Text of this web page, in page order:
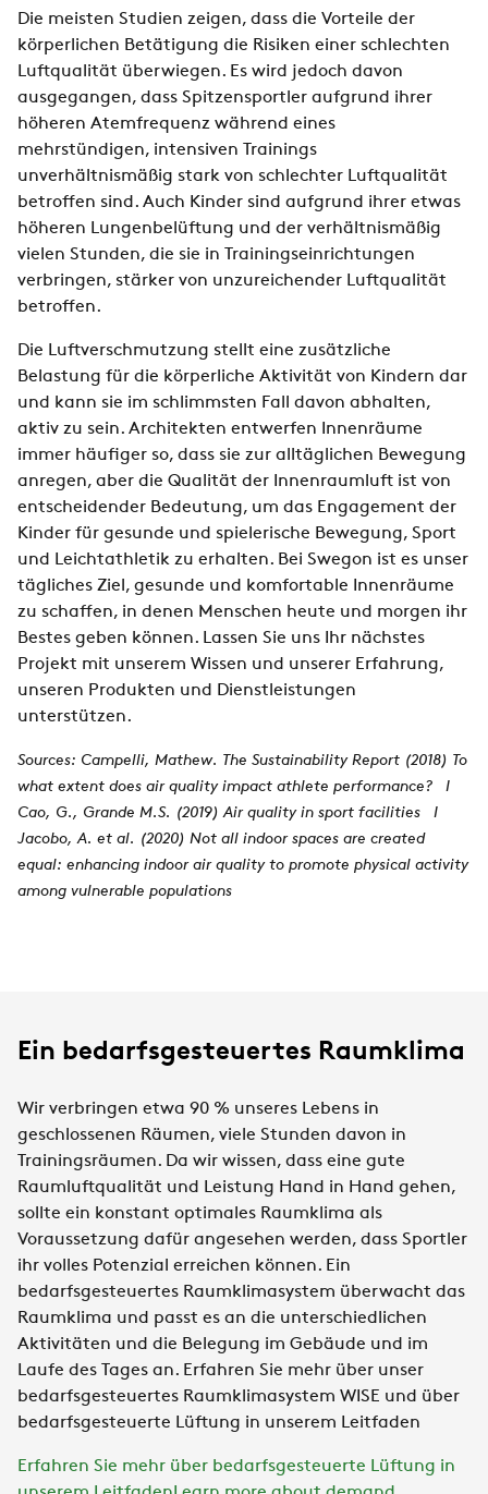
Die meisten Studien zeigen, dass die Vorteile der
körperlichen Betätigung die Risiken einer schlechten
Luftqualität überwiegen. Es wird jedoch davon
ausgegangen, dass Spitzensportler aufgrund ihrer
höheren Atemfrequenz während eines
mehrstündigen, intensiven Trainings
unverhältnismäßig stark von schlechter Luftqualität
betroffen sind. Auch Kinder sind aufgrund ihrer etwas
höheren Lungenbelüftung und der verhältnismäßig
vielen Stunden, die sie in Trainingseinrichtungen
verbringen, stärker von unzureichender Luftqualität
betroffen.
Die Luftverschmutzung stellt eine zusätzliche
Belastung für die körperliche Aktivität von Kindern dar
und kann sie im schlimmsten Fall davon abhalten,
aktiv zu sein. Architekten entwerfen Innenräume
immer häufiger so, dass sie zur alltäglichen Bewegung
anregen, aber die Qualität der Innenraumluft ist von
entscheidender Bedeutung, um das Engagement der
Kinder für gesunde und spielerische Bewegung, Sport
und Leichtathletik zu erhalten. Bei Swegon ist es unser
tägliches Ziel, gesunde und komfortable Innenräume
zu schaffen, in denen Menschen heute und morgen ihr
Bestes geben können. Lassen Sie uns Ihr nächstes
Projekt mit unserem Wissen und unserer Erfahrung,
unseren Produkten und Dienstleistungen
unterstützen.
Sources: Campelli, Mathew. The Sustainability Report (2018) To
what extent does air quality impact athlete performance? I
Cao, G., Grande M.S. (2019) Air quality in sport facilities I
Jacobo, A. et al. (2020) Not all indoor spaces are created
equal: enhancing indoor air quality to promote physical activity
among vulnerable populations
Ein bedarfsgesteuertes Raumklima
Wir verbringen etwa 90 % unseres Lebens in
geschlossenen Räumen, viele Stunden davon in
Trainingsräumen. Da wir wissen, dass eine gute
Raumluftqualität und Leistung Hand in Hand gehen,
sollte ein konstant optimales Raumklima als
Voraussetzung dafür angesehen werden, dass Sportler
ihr volles Potenzial erreichen können. Ein
bedarfsgesteuertes Raumklimasystem überwacht das
Raumklima und passt es an die unterschiedlichen
Aktivitäten und die Belegung im Gebäude und im
Laufe des Tages an. Erfahren Sie mehr über unser
bedarfsgesteuertes Raumklimasystem WISE und über
bedarfsgesteuerte Lüftung in unserem Leitfaden
Erfahren Sie mehr über bedarfsgesteuerte Lüftung in